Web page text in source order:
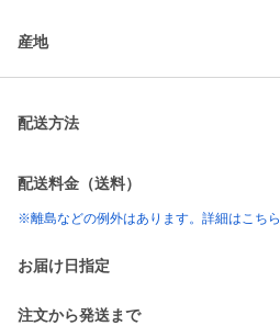
産地
配送方法
配送料金（送料）
※離島などの例外はあります。詳細はこちら
お届け日指定
注文から発送まで